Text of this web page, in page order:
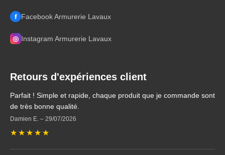
f Facebook Armurerie Lavaux
◎ Instagram Armurerie Lavaux
Retours d'expériences client
Parfait ! Simple et rapide, chaque produit que je commande sont
de très bonne qualité.
Damien E. – 29/07/2026
★ ★ ★ ★ ★